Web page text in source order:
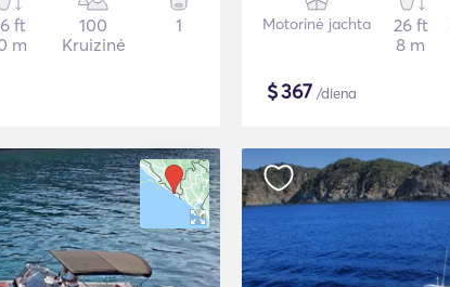
ft
m
100
Kruizinė
1 Motorinė jachta
26 ft
8 m
$367 /diena